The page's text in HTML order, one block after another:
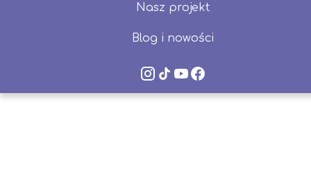
Nasz projekt
Blog i nowości
Instagram
VLO
TikTok
VLO
YouTube
VLO
Facebook
VLO